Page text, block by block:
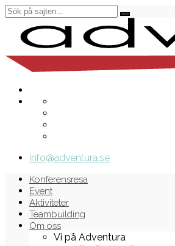
info@adventura.se
Konferensresa
Event
Aktiviteter
Teambuilding
Om oss
Vi på Adventura